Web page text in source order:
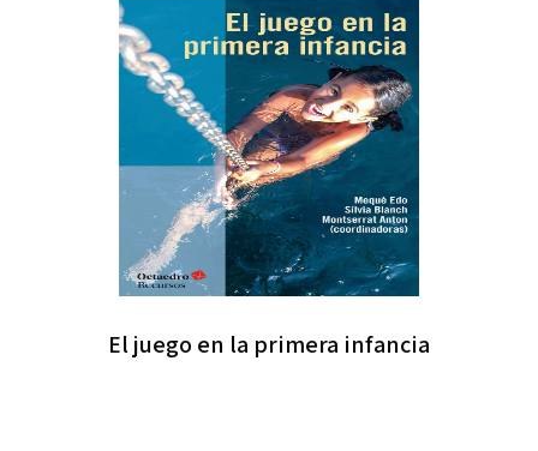
El juego en la primera infancia